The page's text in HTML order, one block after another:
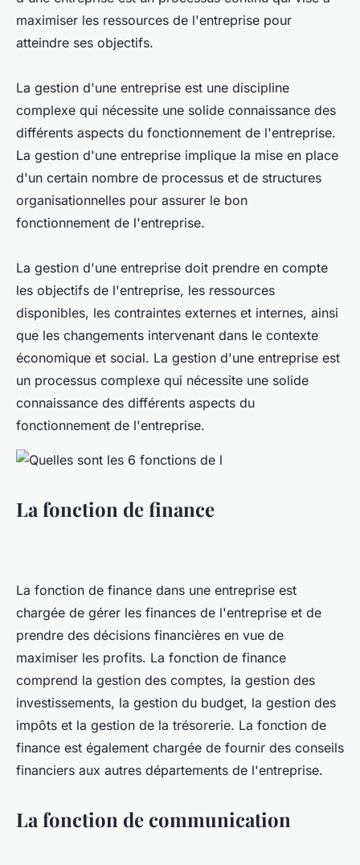
maximiser les ressources de l'entreprise pour
atteindre ses objectifs.
La gestion d'une entreprise est une discipline
complexe qui nécessite une solide connaissance des
différents aspects du fonctionnement de l'entreprise.
La gestion d'une entreprise implique la mise en place
d'un certain nombre de processus et de structures
organisationnelles pour assurer le bon
fonctionnement de l'entreprise.
La gestion d'une entreprise doit prendre en compte
les objectifs de l'entreprise, les ressources
disponibles, les contraintes externes et internes, ainsi
que les changements intervenant dans le contexte
économique et social. La gestion d'une entreprise est
un processus complexe qui nécessite une solide
connaissance des différents aspects du
fonctionnement de l'entreprise.
La fonction de finance
La fonction de finance dans une entreprise est
chargée de gérer les finances de l'entreprise et de
prendre des décisions financières en vue de
maximiser les profits. La fonction de finance
comprend la gestion des comptes, la gestion des
investissements, la gestion du budget, la gestion des
impôts et la gestion de la trésorerie. La fonction de
finance est également chargée de fournir des conseils
financiers aux autres départements de l'entreprise.
La fonction de communication